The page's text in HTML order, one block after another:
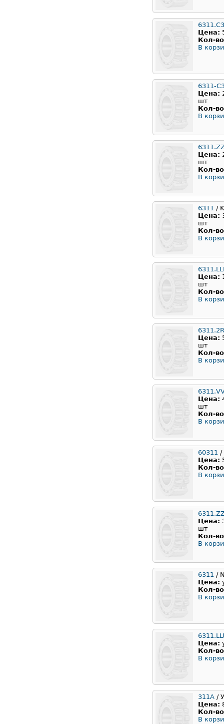
6311.C3
Цена:
Кол-
В
6311-
Цена:
шт
Кол-
В
Цена:
шт
Кол-
В
6311 /
Цена:
шт
Кол-
В
Цена:
шт
Кол-
В
Цена:
шт
Кол-
В
Цена:
шт
Кол-
В
60311 /
Цена:
Кол-
В
Цена:
шт
Кол-
В
6311 /
Цена:
Кол-
В
Цена:
Кол-
В
311A /
Цена:
Кол-
В